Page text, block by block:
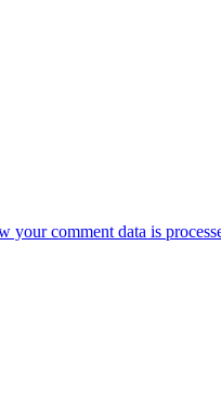
your comment data is